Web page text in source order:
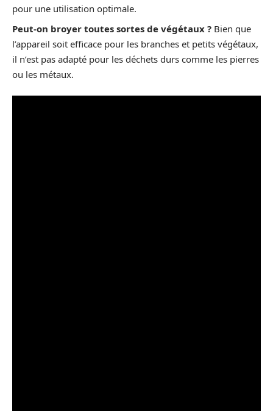
pour une utilisation optimale.
Peut-on broyer toutes sortes de végétaux ? Bien que
l’appareil soit efficace pour les branches et petits végétaux,
il n’est pas adapté pour les déchets durs comme les pierres
ou les métaux.